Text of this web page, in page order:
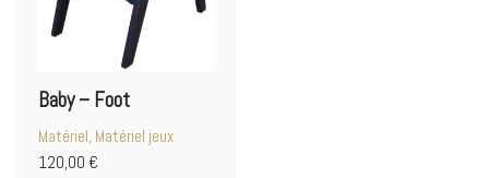
Baby – Foot
Matériel, Matériel jeux
120,00 €